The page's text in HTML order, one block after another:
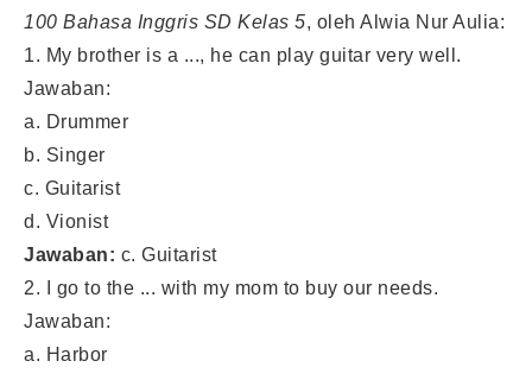
100 Bahasa Inggris SD Kelas 5, oleh Alwia Nur Aulia:
1. My brother is a ..., he can play guitar very well.
Jawaban:
a. Drummer
b. Singer
c. Guitarist
d. Vionist
Jawaban: c. Guitarist
2. I go to the ... with my mom to buy our needs.
Jawaban:
a. Harbor